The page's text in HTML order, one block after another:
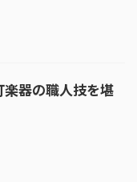
器の職人技を堪